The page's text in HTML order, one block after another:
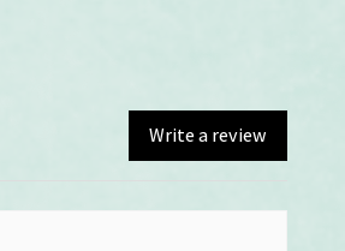
Write a review